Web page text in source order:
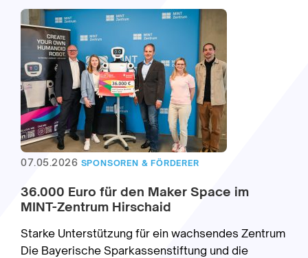
07.05.2026 SPONSOREN & FÖRDERER
36.000 Euro für den Maker Space im
MINT-Zentrum Hirschaid
Starke Unterstützung für ein wachsendes Zentrum
Die Bayerische Sparkassenstiftung und die